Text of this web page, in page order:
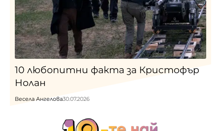
10 любопитни факта за Кристофър
Нолан
Весела Ангелова30.07.2026